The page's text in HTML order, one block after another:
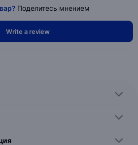
Поделитесь мнением
Write a review